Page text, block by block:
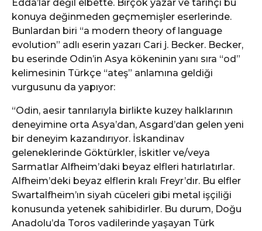
Edda’lar değil elbette. Birçok yazar ve tarihçi bu
konuya değinmeden geçmemişler eserlerinde.
Bunlardan biri “a modern theory of language
evolution” adlı eserin yazarı Cari j. Becker. Becker,
bu eserinde Odin’in Asya kökeninin yanı sıra “od”
kelimesinin Türkçe “ateş” anlamına geldiği
vurgusunu da yapıyor:
“Odin, aesir tanrılarıyla birlikte kuzey halklarının
deneyimine orta Asya’dan, Asgard’dan gelen yeni
bir deneyim kazandırıyor. İskandinav
geleneklerinde Göktürkler, İskitler ve/veya
Sarmatlar Alfheim’daki beyaz elfleri hatırlatırlar.
Alfheim’deki beyaz elflerin kralı Freyr’dır. Bu elfler
Swartalfheim’ın siyah cüceleri gibi metal işçiliği
konusunda yetenek sahibidirler. Bu durum, Doğu
Anadolu’da Toros vadilerinde yaşayan Türk